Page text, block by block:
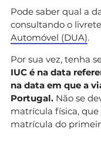
Pode saber qual a
consultando o
Automóvel (DUA).
Por sua vez, tenha
IUC é na data
na data em que a
Portugal. Não se
matrícula física, que
matrícula do